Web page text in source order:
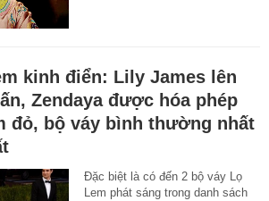
kinh điển: Lily James lên
Zendaya được hóa phép
đỏ, bộ váy bình thường nhất
Đặc biệt là có đến 2 bộ váy Lọ
Lem phát sáng trong danh sách